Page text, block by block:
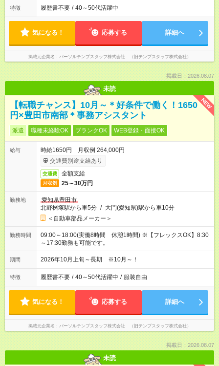
特徴 履歴書不要 / 40～50代活躍中
気になる！ 応募する 詳細へ
掲載元企業名 パーソルテンプスタッフ株式会社 （旧テンプスタッフ株式会社）
掲載日：2026.08.07
未読
NEW
【転職チャンス】10月～＊好条件で働く！1650
円×豊田市南部＊事務アシスタント
派遣 職種未経験OK ブランクOK WEB登録・面接OK
給与
時給1650円 月収例 264,000円
交通費別途支給あり
交通費 全額支給
月収例 25～30万円
勤務地
愛知県豊田市
北野桝塚駅から車5分 / 大門(愛知県)駅から車10分
＜自動車部品メーカー＞
勤務時間
09:00～18:00(実働8時間 休憩1時間) ※【フレックスOK】8:30
～17:30勤務も可能です。
期間 2026年10月上旬～長期 ※10月～！
特徴 履歴書不要 / 40～50代活躍中 / 服装自由
気になる！ 応募する 詳細へ
掲載元企業名 パーソルテンプスタッフ株式会社 （旧テンプスタッフ株式会社）
掲載日：2026.08.07
未読